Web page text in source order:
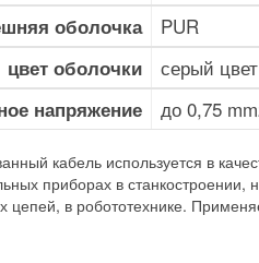
оболочка PUR
цвет оболочки серый
напряжение до 0,75
кабель используется в
приборах в
цепей, в робототехнике.